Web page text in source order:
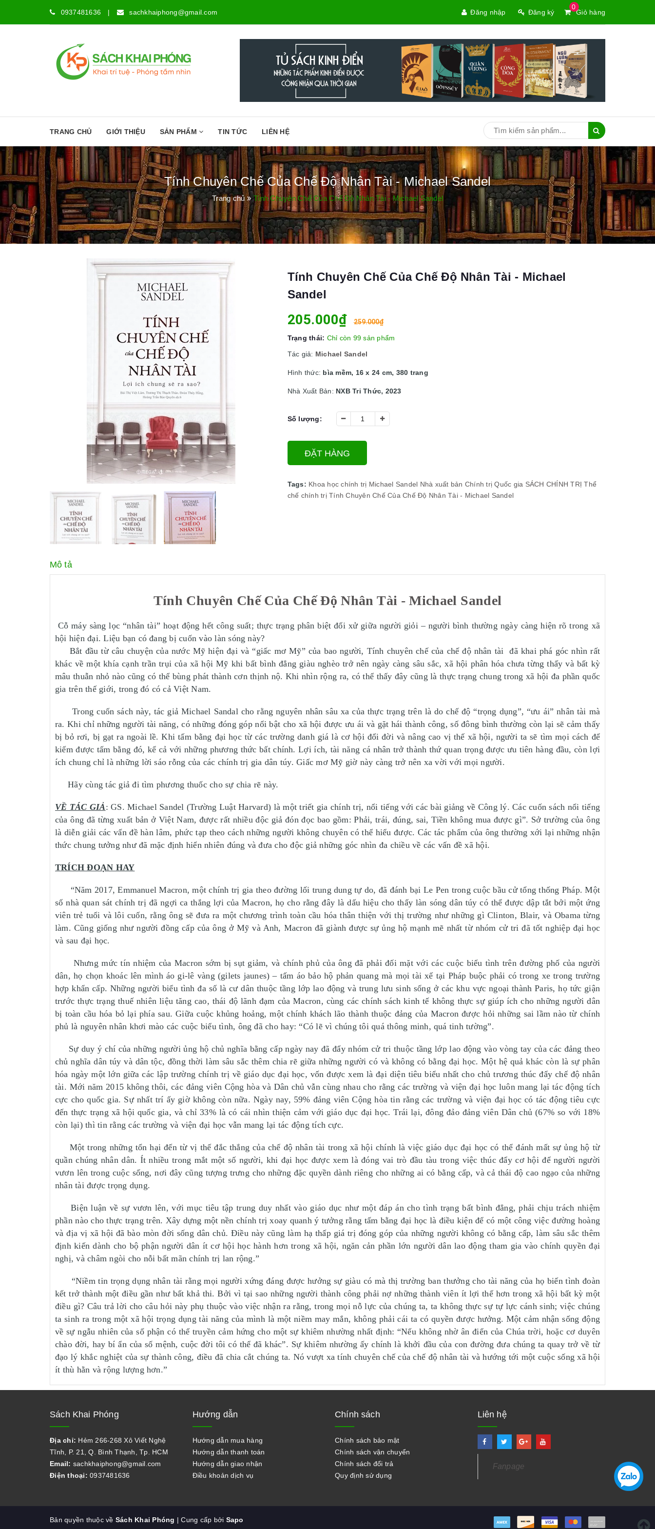
0937481636 | sachkhaiphong@gmail.com
0
Giỏ hàng
Đăng nhập Đăng ký
TRANG CHỦ GIỚI THIỆU SẢN PHẨM TIN TỨC LIÊN HỆ
Tính Chuyên Chế Của Chế Độ Nhân Tài - Michael Sandel
Trang chủ Tính Chuyên Chế Của Chế Độ Nhân Tài - Michael Sandel
Tính Chuyên Chế Của Chế Độ Nhân Tài - Michael
Sandel
205.000₫ 259.000₫
Trạng thái: Chỉ còn 99 sản phẩm
Tác giả: Michael Sandel
Hình thức: bìa mềm, 16 x 24 cm, 380 trang
Nhà Xuất Bản: NXB Tri Thức, 2023
Số lượng:
ĐẶT HÀNG
Tags: Khoa học chính trị Michael Sandel Nhà xuất bản Chính trị Quốc gia SÁCH CHÍNH TRỊ Thể
chế chính trị Tính Chuyên Chế Của Chế Độ Nhân Tài - Michael Sandel
Mô tả
Tính Chuyên Chế Của Chế Độ Nhân Tài - Michael Sandel
Cỗ máy sàng lọc “nhân tài” hoạt động hết công suất; thực trạng phân biệt đối xử giữa người giỏi – người bình thường ngày càng hiện rõ trong xã
hội hiện đại. Liệu bạn có đang bị cuốn vào làn sóng này?
Bắt đầu từ câu chuyện của nước Mỹ hiện đại và “giấc mơ Mỹ” của bao người, Tính chuyên chế của chế độ nhân tài đã khai phá góc nhìn rất
khác về một khía cạnh trần trụi của xã hội Mỹ khi bất bình đẳng giàu nghèo trở nên ngày càng sâu sắc, xã hội phân hóa chưa từng thấy và bất kỳ
mâu thuẫn nhỏ nào cũng có thể bùng phát thành cơn thịnh nộ. Khi nhìn rộng ra, có thể thấy đây cũng là thực trạng chung trong xã hội đa phần quốc
gia trên thế giới, trong đó có cả Việt Nam.
Trong cuốn sách này, tác giả Michael Sandal cho rằng nguyên nhân sâu xa của thực trạng trên là do chế độ “trọng dụng”, “ưu ái” nhân tài mà
ra. Khi chỉ những người tài năng, có những đóng góp nổi bật cho xã hội được ưu ái và gặt hái thành công, số đông bình thường còn lại sẽ cảm thấy
bị bỏ rơi, bị gạt ra ngoài lề. Khi tấm bằng đại học từ các trường danh giá là cơ hội đổi đời và nâng cao vị thế xã hội, người ta sẽ tìm mọi cách để
kiếm được tấm bằng đó, kể cả với những phương thức bất chính. Lợi ích, tài năng cá nhân trở thành thứ quan trọng được ưu tiên hàng đầu, còn lợi
ích chung chỉ là những lời sáo rỗng của các chính trị gia dân túy. Giấc mơ Mỹ giờ này càng trở nên xa vời với mọi người.
Hãy cùng tác giả đi tìm phương thuốc cho sự chia rẽ này.
VỀ TÁC GIẢ: GS. Michael Sandel (Trường Luật Harvard) là một triết gia chính trị, nổi tiếng với các bài giảng về Công lý. Các cuốn sách nổi tiếng
của ông đã từng xuất bản ở Việt Nam, được rất nhiều độc giả đón đọc bao gồm: Phải, trái, đúng, sai, Tiền không mua được gì”. Sở trường của ông
là diễn giải các vấn đề hàn lâm, phức tạp theo cách những người không chuyên có thể hiểu được. Các tác phẩm của ông thường xới lại những nhận
thức chung tưởng như đã mặc định hiển nhiên đúng và đưa cho độc giả những góc nhìn đa chiều về các vấn đề xã hội.
TRÍCH ĐOẠN HAY
“Năm 2017, Emmanuel Macron, một chính trị gia theo đường lối trung dung tự do, đã đánh bại Le Pen trong cuộc bầu cử tổng thống Pháp. Một
số nhà quan sát chính trị đã ngợi ca thắng lợi của Macron, họ cho rằng đây là dấu hiệu cho thấy làn sóng dân túy có thể được dập tắt bởi một ứng
viên trẻ tuổi và lôi cuốn, rằng ông sẽ đưa ra một chương trình toàn cầu hóa thân thiện với thị trường như những gì Clinton, Blair, và Obama từng
làm. Cũng giống như người đồng cấp của ông ở Mỹ và Anh, Macron đã giành được sự ủng hộ mạnh mẽ nhất từ nhóm cử tri đã tốt nghiệp đại học
và sau đại học.
Nhưng mức tín nhiệm của Macron sớm bị sụt giảm, và chính phủ của ông đã phải đối mặt với các cuộc biểu tình trên đường phố của người
dân, họ chọn khoác lên mình áo gi-lê vàng (gilets jaunes) – tấm áo bảo hộ phản quang mà mọi tài xế tại Pháp buộc phải có trong xe trong trường
hợp khẩn cấp. Những người biểu tình đa số là cư dân thuộc tầng lớp lao động và trung lưu sinh sống ở các khu vực ngoại thành Paris, họ tức giận
trước thực trạng thuế nhiên liệu tăng cao, thái độ lãnh đạm của Macron, cùng các chính sách kinh tế không thực sự giúp ích cho những người dân
bị toàn cầu hóa bỏ lại phía sau. Giữa cuộc khủng hoảng, một chính khách lão thành thuộc đảng của Macron được hỏi những sai lầm nào từ chính
phủ là nguyên nhân khơi mào các cuộc biểu tình, ông đã cho hay: “Có lẽ vì chúng tôi quá thông minh, quá tinh tường”.
Sự duy ý chí của những người ủng hộ chủ nghĩa bằng cấp ngày nay đã đẩy nhóm cử tri thuộc tầng lớp lao động vào vòng tay của các đảng theo
chủ nghĩa dân túy và dân tộc, đồng thời làm sâu sắc thêm chia rẽ giữa những người có và không có bằng đại học. Một hệ quả khác còn là sự phân
hóa ngày một lớn giữa các lập trường chính trị về giáo dục đại học, vốn được xem là đại diện tiêu biểu nhất cho chủ trương thúc đẩy chế độ nhân
tài. Mới năm 2015 không thôi, các đảng viên Cộng hòa và Dân chủ vẫn cùng nhau cho rằng các trường và viện đại học luôn mang lại tác động tích
cực cho quốc gia. Sự nhất trí ấy giờ không còn nữa. Ngày nay, 59% đảng viên Cộng hòa tin rằng các trường và viện đại học có tác động tiêu cực
đến thực trạng xã hội quốc gia, và chỉ 33% là có cái nhìn thiện cảm với giáo dục đại học. Trái lại, đông đảo đảng viên Dân chủ (67% so với 18%
còn lại) thì tin rằng các trường và viện đại học vẫn mang lại tác động tích cực.
Một trong những tổn hại đến từ vị thế đắc thắng của chế độ nhân tài trong xã hội chính là việc giáo dục đại học có thể đánh mất sự ủng hộ từ
quần chúng nhân dân. Ít nhiều trong mắt một số người, khi đại học được xem là đóng vai trò đầu tàu trong việc thúc đẩy cơ hội để người người
vươn lên trong cuộc sống, nơi đây cũng tượng trưng cho những đặc quyền dành riêng cho những ai có bằng cấp, và cả thái độ cao ngạo của những
nhân tài được trọng dụng.
Biện luận về sự vươn lên, với mục tiêu tập trung duy nhất vào giáo dục như một đáp án cho tình trạng bất bình đẳng, phải chịu trách nhiệm
phần nào cho thực trạng trên. Xây dựng một nền chính trị xoay quanh ý tưởng rằng tấm bằng đại học là điều kiện để có một công việc đường hoàng
và địa vị xã hội đã bào mòn đời sống dân chủ. Điều này cũng làm hạ thấp giá trị đóng góp của những người không có bằng cấp, làm sâu sắc thêm
định kiến dành cho bộ phận người dân ít cơ hội học hành hơn trong xã hội, ngăn cản phần lớn người dân lao động tham gia vào chính quyền đại
nghị, và châm ngòi cho nỗi bất mãn chính trị lan rộng.”
“Niềm tin trọng dụng nhân tài rằng mọi người xứng đáng được hưởng sự giàu có mà thị trường ban thưởng cho tài năng của họ biến tình đoàn
kết trở thành một điều gần như bất khả thi. Bởi vì tại sao những người thành công phải nợ những thành viên ít lợi thế hơn trong xã hội bất kỳ một
điều gì? Câu trả lời cho câu hỏi này phụ thuộc vào việc nhận ra rằng, trong mọi nỗ lực của chúng ta, ta không thực sự tự lực cánh sinh; việc chúng
ta sinh ra trong một xã hội trọng dụng tài năng của mình là một niềm may mắn, không phải cái ta có quyền được hưởng. Một cảm nhận sống động
về sự ngẫu nhiên của số phận có thể truyền cảm hứng cho một sự khiêm nhường nhất định: “Nếu không nhờ ân điển của Chúa trời, hoặc cơ duyên
chào đời, hay bí ẩn của số mệnh, cuộc đời tôi có thể đã khác”. Sự khiêm nhường ấy chính là khởi đầu của con đường đưa chúng ta quay trở về từ
đạo lý khắc nghiệt của sự thành công, điều đã chia cắt chúng ta. Nó vượt xa tính chuyên chế của chế độ nhân tài và hướng tới một cuộc sống xã hội
ít thù hằn và rộng lượng hơn.”
Sách Khai Phóng
Địa chỉ: Hẻm 266-268 Xô Viết Nghệ
Tĩnh, P. 21, Q. Bình Thạnh, Tp. HCM
Email: sachkhaiphong@gmail.com
Điện thoại: 0937481636
Hướng dẫn
Hướng dẫn mua hàng
Hướng dẫn thanh toán
Hướng dẫn giao nhận
Điều khoản dịch vụ
Chính sách
Chính sách bảo mật
Chính sách vận chuyển
Chính sách đổi trả
Quy định sử dụng
Liên hệ
Fanpage
Bản quyền thuộc về Sách Khai Phóng | Cung cấp bởi Sapo